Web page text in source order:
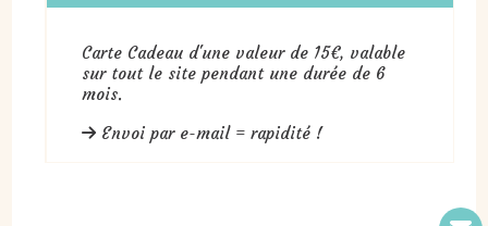
Carte Cadeau d'une valeur de 15€, valable
sur tout le site pendant une durée de 6
mois.
Envoi par e-mail = rapidité !